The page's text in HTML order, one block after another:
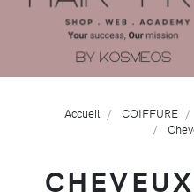
Accueil COIFFURE